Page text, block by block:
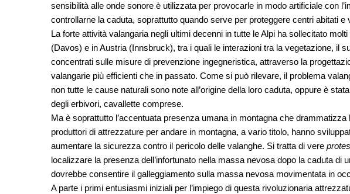
sensibilità alle onde sonore è utilizzata per provocarle in modo artificiale con
controllarne la caduta, soprattutto quando serve per proteggere centri abitati e
La forte attività valangaria negli ultimi decenni in tutte le Alpi ha sollecitato
(Davos) e in Austria (Innsbruck), tra i quali le interazioni tra la vegetazione, il
concentrati sulle misure di prevenzione ingegneristica, attraverso la
valangarie più efficienti che in passato. Come si può rilevare, il problema
non tutte le cause naturali sono note all’origine della loro caduta, oppure è
degli erbivori, cavallette comprese.
Ma è soprattutto l’accentuata presenza umana in montagna che drammatizza
produttori di attrezzature per andare in montagna, a vario titolo, hanno
aumentare la sicurezza contro il pericolo delle valanghe. Si tratta di vere
localizzare la presenza dell’infortunato nella massa nevosa dopo la caduta di
dovrebbe consentire il galleggiamento sulla massa nevosa movimentata in
A parte i primi entusiasmi iniziali per l’impiego di questa rivoluzionaria